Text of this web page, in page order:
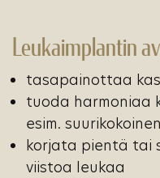
Leukaimplantin
tasapainottaa
tuoda harmoniaa
esim.
korjata pientä tai
viistoa leukaa